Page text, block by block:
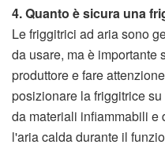
4. Quanto è sicura una
Le friggitrici ad aria sono
da usare, ma è importante
produttore e fare
posizionare la friggitrice
da materiali infiammabili e
l'aria calda durante il